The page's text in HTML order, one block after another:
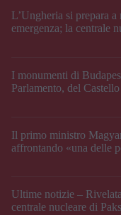
L’Ungheria si prepara
emergenza; la centrale
I monumenti di
Parlamento, del
Il primo ministro
affrontando «una delle
Ultime notizie –
centrale nucleare di